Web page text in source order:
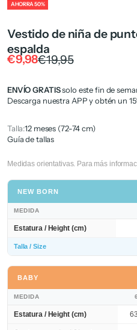
AHORRA 50%
Vestido de niña de
espalda
Precio de oferta
€9,98Precio normal
€19,95
ENVÍO GRATISsolo este fin de
Descarga nuestra APP y obtén un
Talla:12 meses (72-74 cm)
Guía de tallas
Medidas orientativas. Para más
NEW BORN
MEDIDA
Estatura / Height (cm)
Talla / Size
BABY
MEDIDA
Estatura / Height (cm)